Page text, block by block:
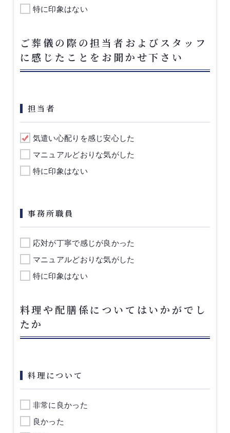
特に印象はない
ご葬儀の際の担当者およびスタッフ
に感じたことをお聞かせ下さい
担当者
気遣い心配りを感じ安心した
マニュアルどおりな気がした
特に印象はない
事務所職員
応対が丁寧で感じが良かった
マニュアルどおりな気がした
特に印象はない
料理や配膳係についてはいかがでし
たか
料理について
非常に良かった
良かった